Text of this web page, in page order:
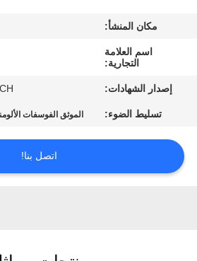
مراقبة
الجودة
اتصل
اطلب
مكان المنشأ:
اسم العلامة
التجارية:
إصدار الشهادات:
تسليط الضوء: الموثق الفوسفات
اتصل بنا!